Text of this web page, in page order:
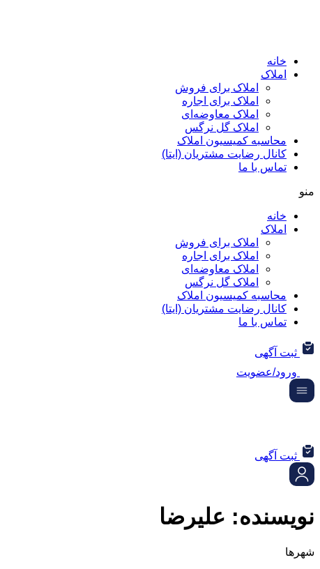
خانه
املاک
املاک برای فروش
املاک برای اجاره
املاک معاوضه‌ای
املاک گل نرگس
محاسبه کمیسیون املاک
کانال رضایت مشتریان (ایتا)
تماس با ما
منو
خانه
املاک
املاک برای فروش
املاک برای اجاره
املاک معاوضه‌ای
املاک گل نرگس
محاسبه کمیسیون املاک
کانال رضایت مشتریان (ایتا)
تماس با ما
ثبت آگهی
ورود/عضویت
ثبت آگهی
نویسنده: علیرضا
شهرها